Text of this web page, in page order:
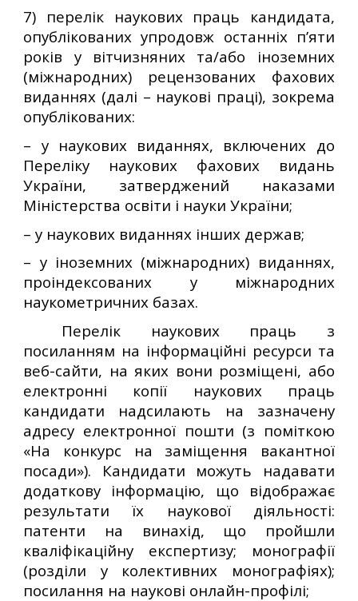
7) перелік наукових праць кандидата,
опублікованих упродовж останніх п’яти
років у вітчизняних та/або іноземних
(міжнародних) рецензованих фахових
виданнях (далі – наукові праці), зокрема
опублікованих:
– у наукових виданнях, включених до
Переліку наукових фахових видань
України, затверджений наказами
Міністерства освіти і науки України;
– у наукових виданнях інших держав;
– у іноземних (міжнародних) виданнях,
проіндексованих у міжнародних
наукометричних базах.
Перелік наукових праць з
посиланням на інформаційні ресурси та
веб-сайти, на яких вони розміщені, або
електронні копії наукових праць
кандидати надсилають на зазначену
адресу електронної пошти (з поміткою
«На конкурс на заміщення вакантної
посади»). Кандидати можуть надавати
додаткову інформацію, що відображає
результати їх наукової діяльності:
патенти на винахід, що пройшли
кваліфікаційну експертизу; монографії
(розділи у колективних монографіях);
посилання на наукові онлайн-профілі;